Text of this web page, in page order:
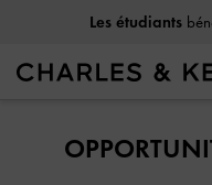
Les étudiants